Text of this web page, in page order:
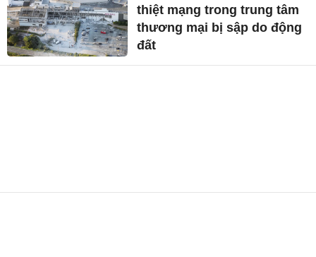
thiệt mạng trong trung tâm
thương mại bị sập do động
đất